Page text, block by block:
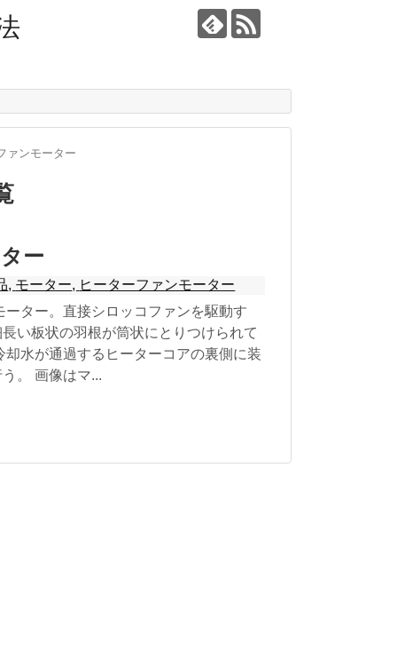
ァンモーター
ー
, モーター, ヒーターファンモーター
ーター。直接シロッコファンを駆動す
い板状の羽根が筒状にとりつけられて
水が通過するヒーターコアの裏側に装
。 画像はマ...